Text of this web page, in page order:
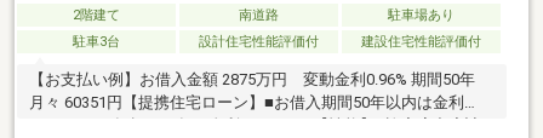
2階建て 南道路
駐車場あり
駐車3台
設計住宅性能評価付 建設住宅性能評価付
【お支払い例】お借入金額 2875万円 変動金利0.96% 期間50年
月々 60351円【提携住宅ローン】■お借入期間50年以内は金利